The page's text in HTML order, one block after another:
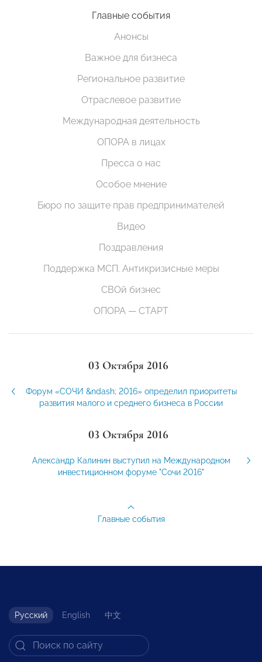
Главные события
Анонсы
Важное для бизнеса
Региональное развитие
Отраслевое развитие
Международная деятельность
ОПОРА в лицах
Пресса о нас
Особое мнение
Бюро по защите прав предпринимателей
Видео
Поздравления
Поддержка МСП. Антикризисные меры
СВОй бизнес
ОПОРА — СТАРТ
03 Октября 2016
Форум «СОЧИ &ndash; 2016» определил приоритеты
развития малого и среднего бизнеса в России
03 Октября 2016
Александр Калинин выступил на Международном
инвестиционном форуме "Сочи 2016"
Главные события
Русский English 中文